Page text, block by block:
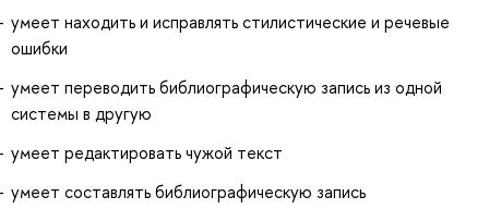
умеет находить и исправлять стилистические и речевые
ошибки
умеет переводить библиографическую запись из одной
системы в другую
умеет редактировать чужой текст
умеет составлять библиографическую запись